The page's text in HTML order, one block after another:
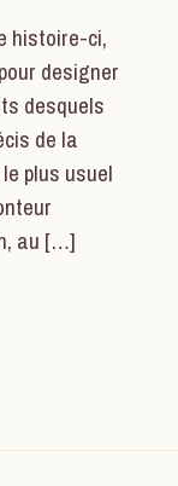
histoire-ci,
designer
desquels
de la
plus usuel
au […]